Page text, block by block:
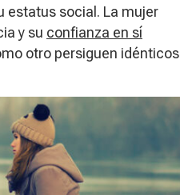
estatus social. La mujer
y su confianza en sí
otro persiguen idénticos